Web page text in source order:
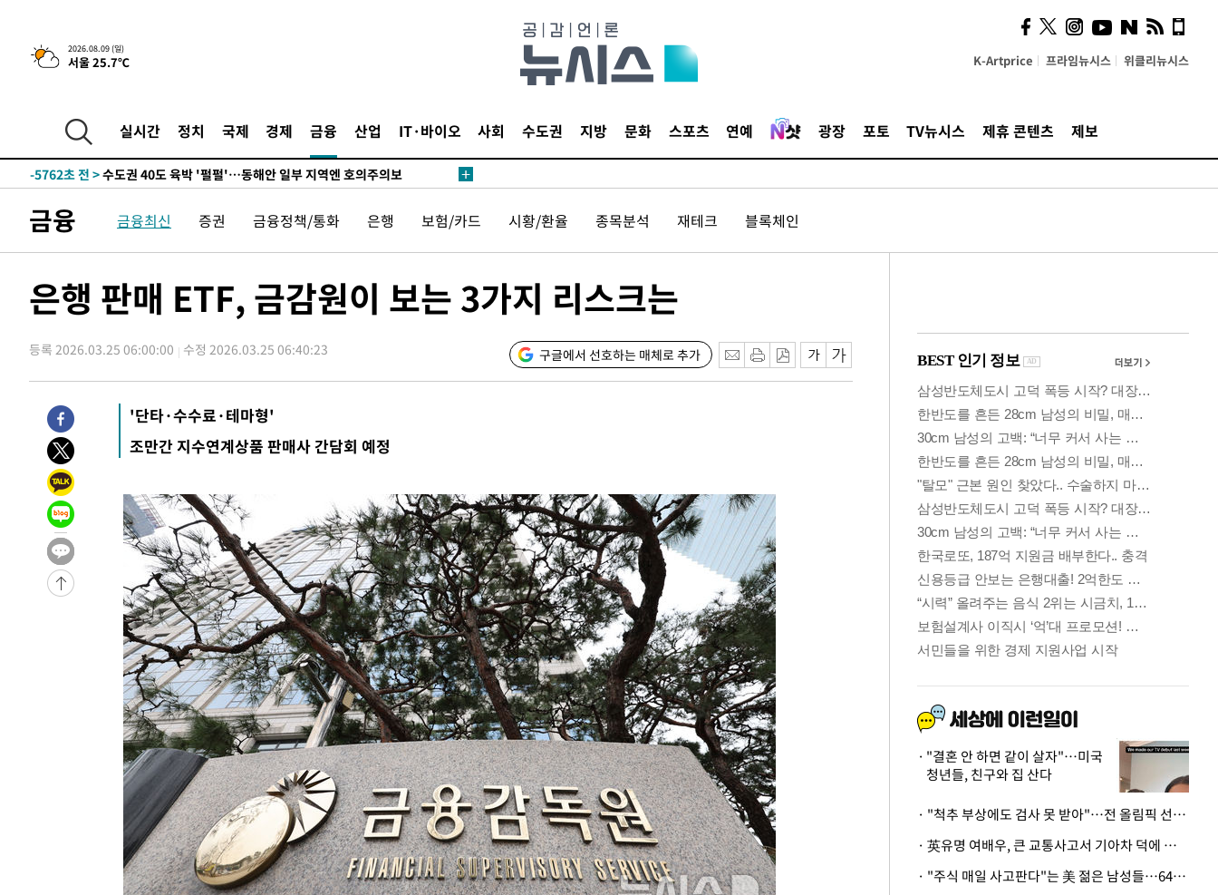
2026.08.09 (일)
서울 25.7℃ K-Artprice 프라임뉴시스 위클리뉴시스
실시간 정치 국제 경제 금융 산업 IT·바이오 사회 수도권 지방 문화 스포츠 연예 광장 포토 TV뉴시스 제휴 콘텐츠 제보
청래 44.56%
-13467초 전 >[속보]與 대표 경선 제주·인천 당원투표…金 47.75%·鄭
42.08%·宋 10.17%
-13001초 전 >이강인 "아틀레티코 이적 기뻐…등번호 7번 의미보단 팀 위해 뛸
-6710초 전 >
낮 최고 35도 '무더위'…동해안 시간당 30㎜ '강한 비'[내일날씨]
-5980초 전 >
레티코 이적"
-5762초 전 >수도권 40도 육박 '펄펄'…동해안 일부 지역엔 호의주의보
22분 전 >
강릉에 시간당 81.4㎜ 물폭탄…도로 잠기고 담벼락 붕괴
1시간 전 >백운산서 80년근 천종산삼 9뿌리 발견…감정가 1.3억원
2시간 전 >남자 농구, 나고야 아시안게임서 '홈팀' 일본과 한일전
3시간 전 >극한폭염 한풀 꺾이지만…'낮 최고 35도' 무더위, 열대야 계속[다음주
4시간 전 >축구협회 "압수수색·성접대 논란 사과…쇄신의 기회로 삼겠다"
5시간 전 >
[속보]'압수수색·성접대 논란' 축구협회 "실망과 걱정 안겨드려 죄송"
8시간 전 >
'최고 37도' 폭염 지속…강원동해안 최대 150㎜ 비
10시간 전 >
[속보]뉴욕증시 상승 마감…S&P 0.6% 나스닥 1.3%↑
-23205초 전 >
-14252초 전 >
[속보]與최고위원 제주·인천 순회경선…박선원·최민희·서미화·
한민수·김용 순
-14205초 전 >
[속보]김민석, 與 전대 당원투표 누적 득표율 45.42%로 1위… 정
청래 44.56%
-13487초 전 >
[속보]與 대표 경선 제주·인천 당원투표…金 47.75%·鄭
42.08%·宋 10.17%
-13021초 전 >
이강인 "아틀레티코 이적 기뻐…등번호 7번 의미보단 팀 위해 뛸
[속보]與 당대표 경선, 제주·인천 권리당원 투표 김민석 승리
낮 최고 35도 '무더위'…동해안 시간당 30㎜ '강한 비'[내일날씨]
[속보]이강인 "감독님이 원하는 마음 느꼈고, 많은 트로피 원해 아틀
수도권 40도 육박 '펄펄'…동해안 일부 지역엔 호의주의보
온열질환 사망자 3명 늘어…누적 환자 3000명 돌파
강릉에 시간당 81.4㎜ 물폭탄…도로 잠기고 담벼락 붕괴
백운산서 80년근 천종산삼 9뿌리 발견…감정가 1.3억원
선재도서 해루질 나섰다 실종 60대, 닷새 만에 숨진 채 발견
남자 농구, 나고야 아시안게임서 '홈팀' 일본과 한일전
여수 오동도 해상서 모터보트 전복…1명 사망·1명 실종
극한폭염 한풀 꺾이지만…'낮 최고 35도' 무더위, 열대야 계속[다음주
축구협회 "압수수색·성접대 논란 사과…쇄신의 기회로 삼겠다"
금융 금융최신 증권 금융정책/통화 은행 보험/카드 시황/환율 종목분석 재테크 블록체인
은행 판매 ETF, 금감원이 보는 3가지 리스크는
등록 2026.03.25 06:00:00 수정 2026.03.25 06:40:23 구글에서 선호하는 매체로 추가
'단타·수수료·테마형'
조만간 지수연계상품 판매사 간담회 예정
사이 해답 찾았죠"…알을
깨고 나온 '초자아'
"결혼 안 하면 같이 살자"…미국
청년들, 친구와 집 산다
· "척추 부상에도 검사 못 받아"…전 올림픽 선수, 美봅슬레이협회 상대 소송
· 英유명 여배우, 큰 교통사고서 기아차 덕에 살았다
· "주식 매일 사고판다"는 美 젊은 남성들…64%가 "나는 인생의 패배자“